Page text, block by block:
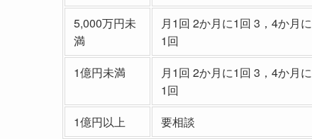
5,000万円未
満
月1回 2か月に1回 3，4か月に
1回
1億円未満
月1回 2か月に1回 3，4か月に
1回
1億円以上 要相談